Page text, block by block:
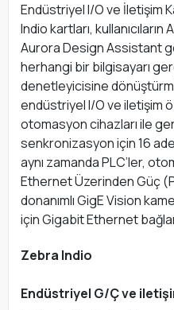
Endüstriyel I/O ve İletişim
Indio kartları,
Aurora Design Assistant
herhangi bir bilgisayarı
denetleyicisine
endüstriyel I/O ve iletişim
otomasyon cihazları ile
senkronizasyon için 16
aynı zamanda PLC’ler,
Ethernet Üzerinden Güç
donanımlı GigE Vision
için Gigabit Ethernet
Zebra Indio
Endüstriyel G/Ç ve